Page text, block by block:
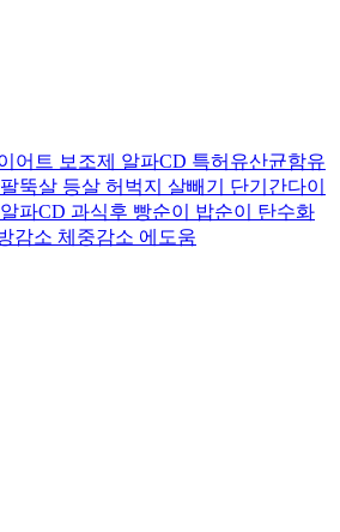
어트 보조제 알파CD 특허유산균함유
뚝살 등살 허벅지 살빼기 단기간다이
파CD 과식후 빵순이 밥순이 탄수화
감소 체중감소 에도움